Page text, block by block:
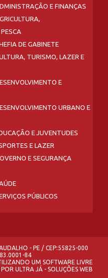
E FINANÇAS
DE GABINETE
TURISMO, LAZER E
E
URBANO E
E JUVENTUDES
E LAZER
E SEGURANÇA
PÚBLICOS
- PE / CEP:55825-000
84
UM SOFTWARE LIVRE
POR ULTRA JÁ - SOLUÇÕES WEB